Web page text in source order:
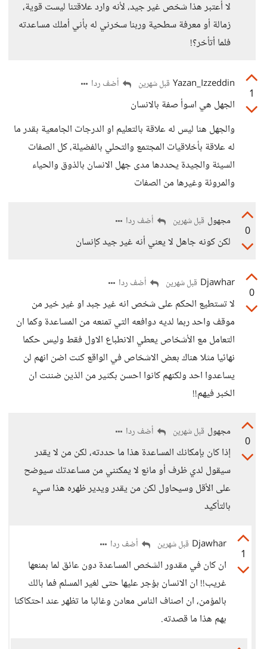
لا أعتبر هذا شخص غير جيد، لأنه وارد علاقتنا ليست قوية،
زمالة أو معرفة سطحية وربنا سخرني له بأني أملك مساعدته
فلما أتأخر؟!
1
Yazan_Izzeddin قبل شهرين أضف ردا
الجهل هي اسوأ صفة بالانسان
والجهل هنا ليس له علاقة بالتعليم او الدرجات الجامعية بقدر ما
له علاقة بأخلاقيات المجتمع والتحلي بالفضيلة، كل الصفات
السيئة والجيدة يحددها مدى جهل الانسان بالذوق والحياء
والمروئة وغيرها من الصفات
0
مجهول قبل شهرين أضف ردا
لكن كونه جاهل لا يعني أنه غير جيد كإنسان
0
Djawhar قبل شهرين أضف ردا
لا تستطيع الحكم على شخص انه غير جبد او غير خير من
موقف واحد ربما لديه دوافعه التي تمنعه من المساعدة وكما ان
التعامل مع الأشخاص يعطي الانطباع الاول فقط وليس حكما
نهائيا مثلا هناك بعض الاشخاص في الواقع كنت اضن انهم لن
يساعدوا احد ولكنهم كانوا احسن بكثير من الذين ضننت ان
الخبر فيهم!!
0
مجهول قبل شهرين أضف ردا
إذا كان بإمكانك المساعدة هذا ما حددته، لكن من لا يقدر
سيقول لدي ظرف أو مانع لا يمكنني من مساعدتك سيوضح
على الأقل وسيحاول لكن من يقدر ويدير ظهره هذا سيء
بالتأكيد
1
Djawhar قبل شهرين أضف ردا
ان كان في مقدور الشخص المساعدة دون عائق لما بمنعها
غريب!! ان الانسان بؤجر عليها حتى لغير المسلم فما بالك
بالمؤمن، ان اصناف الناس معادن وغالبا ما تظهر عند احتكاكنا
بهم هذا ما قصدته.